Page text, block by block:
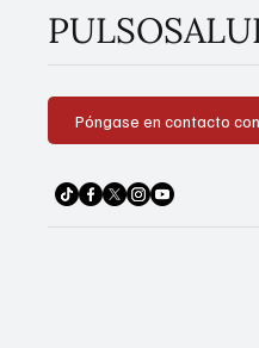
Póngase en contacto